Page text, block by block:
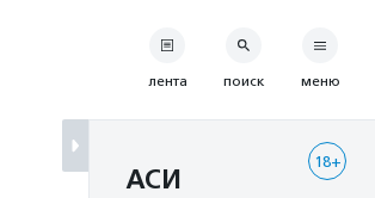
лента поиск меню
18+
АСИ